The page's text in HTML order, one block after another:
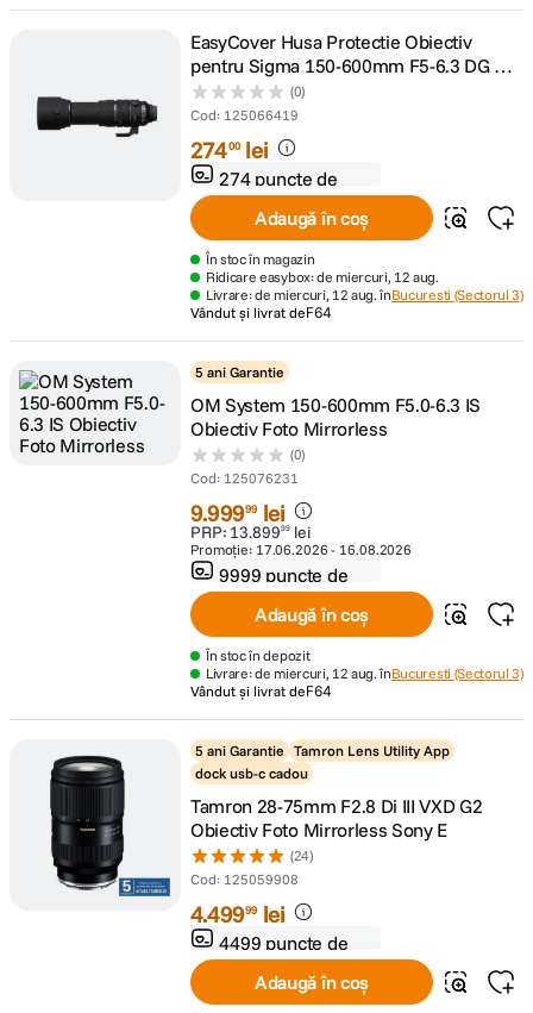
EasyCover Husa Protectie Obiectiv
pentru Sigma 150-600mm F5-6.3 DG DN
OS Sports (Sony E) Negru
(0)
Cod: 125066419
27400 lei
274 puncte de
fidelitate
Adaugă în coș
În stoc în magazin
Ridicare easybox: de miercuri, 12 aug.
Livrare: de miercuri, 12 aug. înBucuresti (Sectorul 3)
Vândut și livrat deF64
5 ani Garantie
OM System 150-600mm F5.0-6.3 IS
Obiectiv Foto Mirrorless
(0)
Cod: 125076231
9.99999 lei
PRP: 13.89999 lei
Promoție: 17.06.2026 - 16.08.2026
9999 puncte de
fidelitate
Adaugă în coș
În stoc în depozit
Livrare: de miercuri, 12 aug. înBucuresti (Sectorul 3)
Vândut și livrat deF64
5 ani Garantie Tamron Lens Utility App
dock usb-c cadou
Tamron 28-75mm F2.8 Di III VXD G2
Obiectiv Foto Mirrorless Sony E
(24)
Cod: 125059908
4.49999 lei
4499 puncte de
fidelitate
Adaugă în coș